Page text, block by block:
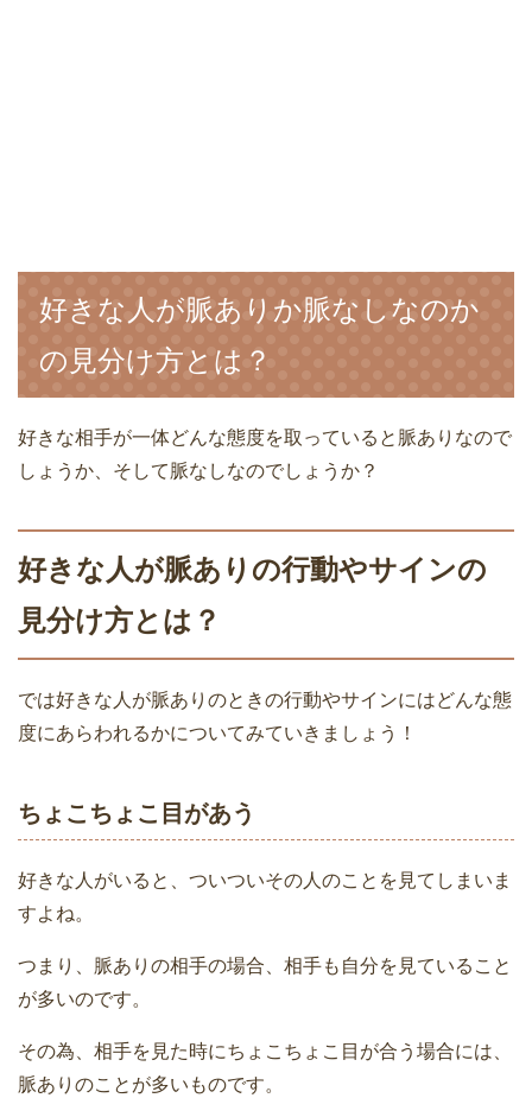
好きな人が脈ありか脈なしなのか
の見分け方とは？
好きな相手が一体どんな態度を取っていると脈ありなので
しょうか、そして脈なしなのでしょうか？
好きな人が脈ありの行動やサインの
見分け方とは？
では好きな人が脈ありのときの行動やサインにはどんな態
度にあらわれるかについてみていきましょう！
ちょこちょこ目があう
好きな人がいると、ついついその人のことを見てしまいま
すよね。
つまり、脈ありの相手の場合、相手も自分を見ていること
が多いのです。
その為、相手を見た時にちょこちょこ目が合う場合には、
脈ありのことが多いものです。